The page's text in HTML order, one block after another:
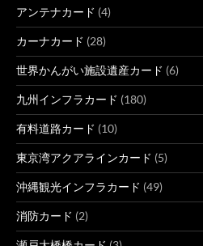
アンテナカード (4)
カーナカード (28)
世界かんがい施設遺産カード (6)
九州インフラカード (180)
有料道路カード (10)
東京湾アクアラインカード (5)
沖縄観光インフラカード (49)
消防カード (2)